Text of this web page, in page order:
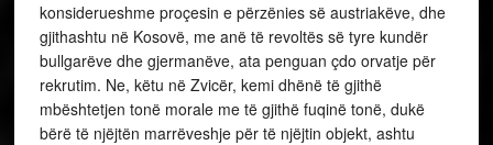
konsiderueshme proçesin e përzënies së austriakëve, dhe
gjithashtu në Kosovë, me anë të revoltës së tyre kundër
bullgarëve dhe gjermanëve, ata penguan çdo orvatje për
rekrutim. Ne, këtu në Zvicër, kemi dhënë të gjithë
mbështetjen tonë morale me të gjithë fuqinë tonë, dukë
bërë të njëjtën marrëveshje për të njëjtin objekt, ashtu